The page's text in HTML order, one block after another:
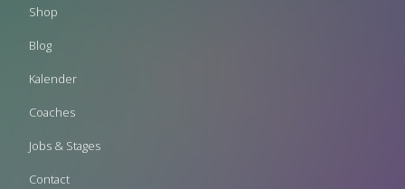
Footer
Shop
Blog
Kalender
Coaches
Jobs & Stages
Contact